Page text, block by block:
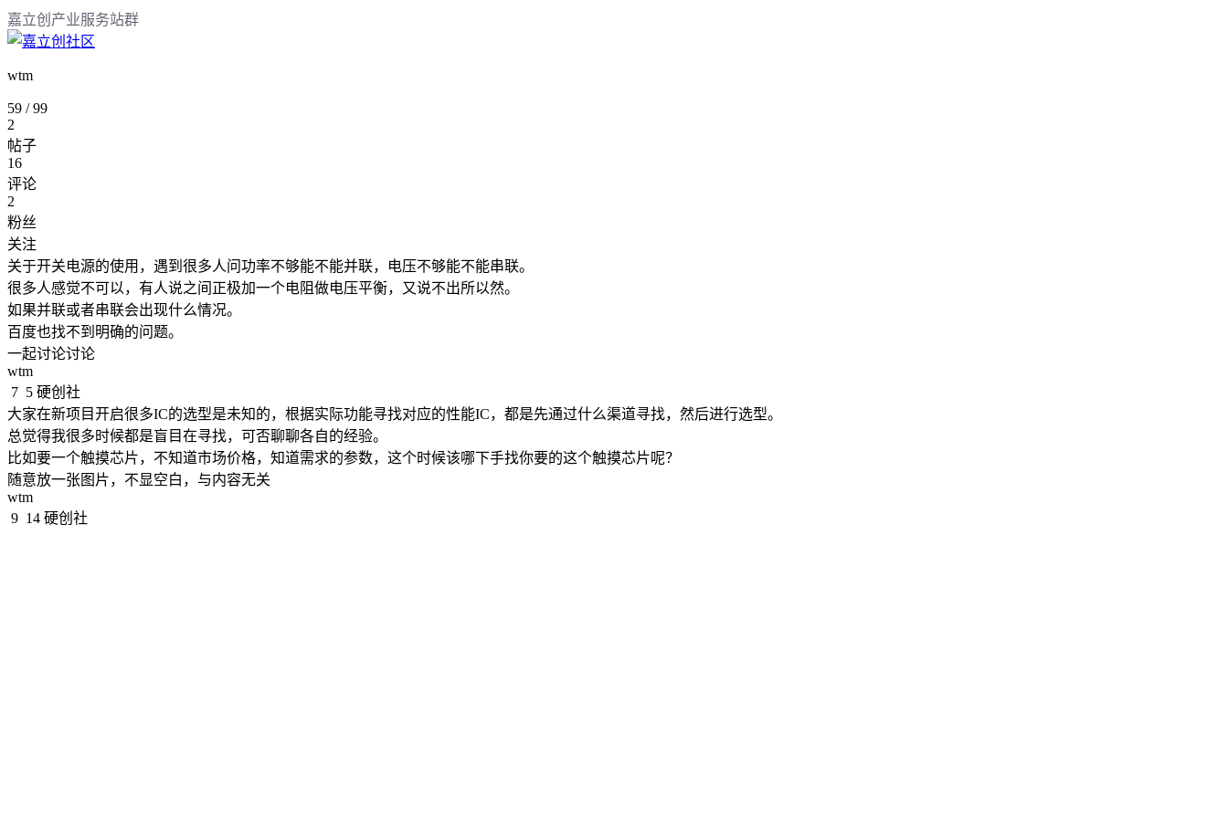
嘉立创产业服务站群
wtm
59 /99
2
帖子
16
评论
2
粉丝
关注
关于开关电源的使用，遇到很多人问功率不够能不能并联，电压不够能不能串联。
很多人感觉不可以，有人说之间正极加一个电阻做电压平衡，又说不出所以然。
如果并联或者串联会出现什么情况。
百度也找不到明确的问题。
一起讨论讨论
wtm
7 5 硬创社
大家在新项目开启很多IC的选型是未知的，根据实际功能寻找对应的性能IC，都是先通过什么渠道寻找，然后进行选型。
总觉得我很多时候都是盲目在寻找，可否聊聊各自的经验。
比如要一个触摸芯片，不知道市场价格，知道需求的参数，这个时候该哪下手找你要的这个触摸芯片呢？
随意放一张图片，不显空白，与内容无关
wtm
9 14 硬创社